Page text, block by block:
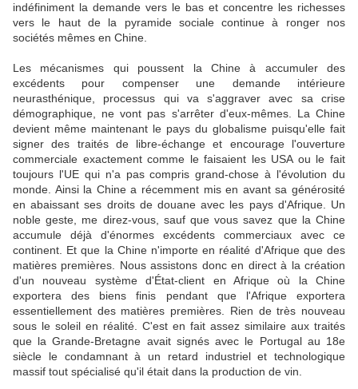
indéfiniment la demande vers le bas et concentre les richesses
vers le haut de la pyramide sociale continue à ronger nos
sociétés mêmes en Chine.
Les mécanismes qui poussent la Chine à accumuler des
excédents pour compenser une demande intérieure
neurasthénique, processus qui va s'aggraver avec sa crise
démographique, ne vont pas s'arrêter d'eux-mêmes. La Chine
devient même maintenant le pays du globalisme puisqu'elle fait
signer des traités de libre-échange et encourage l'ouverture
commerciale exactement comme le faisaient les USA ou le fait
toujours l'UE qui n'a pas compris grand-chose à l'évolution du
monde. Ainsi la Chine a récemment mis en avant sa générosité
en abaissant ses droits de douane avec les pays d'Afrique. Un
noble geste, me direz-vous, sauf que vous savez que la Chine
accumule déjà d'énormes excédents commerciaux avec ce
continent. Et que la Chine n'importe en réalité d'Afrique que des
matières premières. Nous assistons donc en direct à la création
d'un nouveau système d'État-client en Afrique où la Chine
exportera des biens finis pendant que l'Afrique exportera
essentiellement des matières premières. Rien de très nouveau
sous le soleil en réalité. C'est en fait assez similaire aux traités
que la Grande-Bretagne avait signés avec le Portugal au 18e
siècle le condamnant à un retard industriel et technologique
massif tout spécialisé qu'il était dans la production de vin.